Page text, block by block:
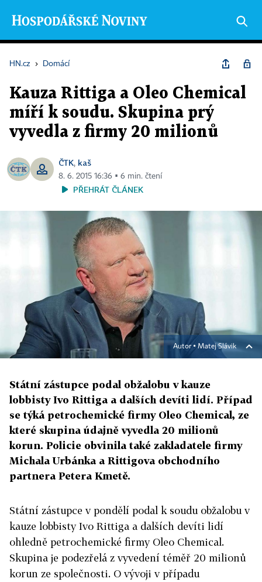
HN.cz › Domácí
Kauza Rittiga a Oleo Chemical
míří k soudu. Skupina prý
vyvedla z firmy 20 milionů
ČTK, kaš
8. 6. 2015 16:36 ▪ 6 min. čtení
PŘEHRÁT ČLÁNEK
Autor ▪ Matej Slávik
Státní zástupce podal obžalobu v kauze
lobbisty Ivo Rittiga a dalších devíti lidí. Případ
se týká petrochemické firmy Oleo Chemical, ze
které skupina údajně vyvedla 20 milionů
korun. Policie obvinila také zakladatele firmy
Michala Urbánka a Rittigova obchodního
partnera Petera Kmetě.
Státní zástupce v pondělí podal k soudu obžalobu v
kauze lobbisty Ivo Rittiga a dalších devíti lidí
ohledně petrochemické firmy Oleo Chemical.
Skupina je podezřelá z vyvedení téměř 20 milionů
korun ze společnosti. O vývoji v případu